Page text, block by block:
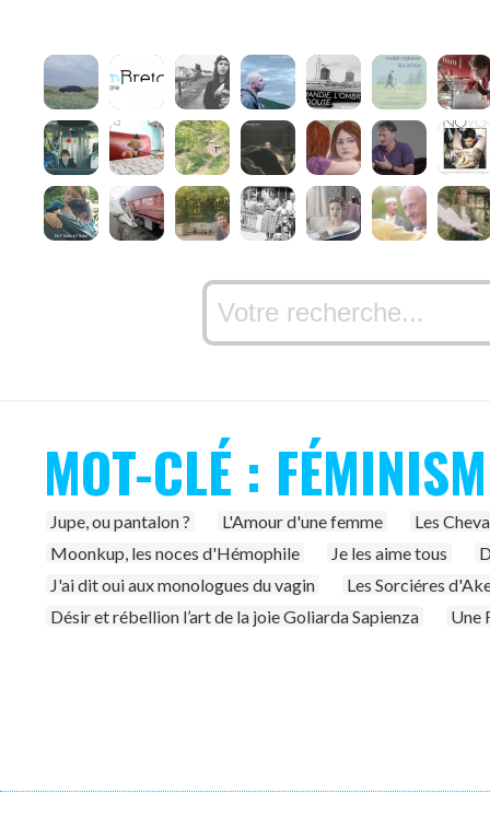
MOT-CLÉ :
Jupe, ou pantalon ? L'Amour d'une femme
Les
Moonkup, les noces d'Hémophile
Je les aime tous
J'ai dit oui aux monologues du vagin
Les Sorciéres
Désir et rébellion l’art de la joie Goliarda Sapienza
Une